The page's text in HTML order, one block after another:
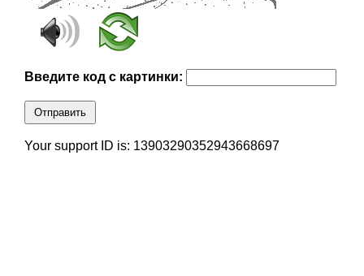
Введите код с картинки:
Отправить
Your support ID is: 13903290352943668697